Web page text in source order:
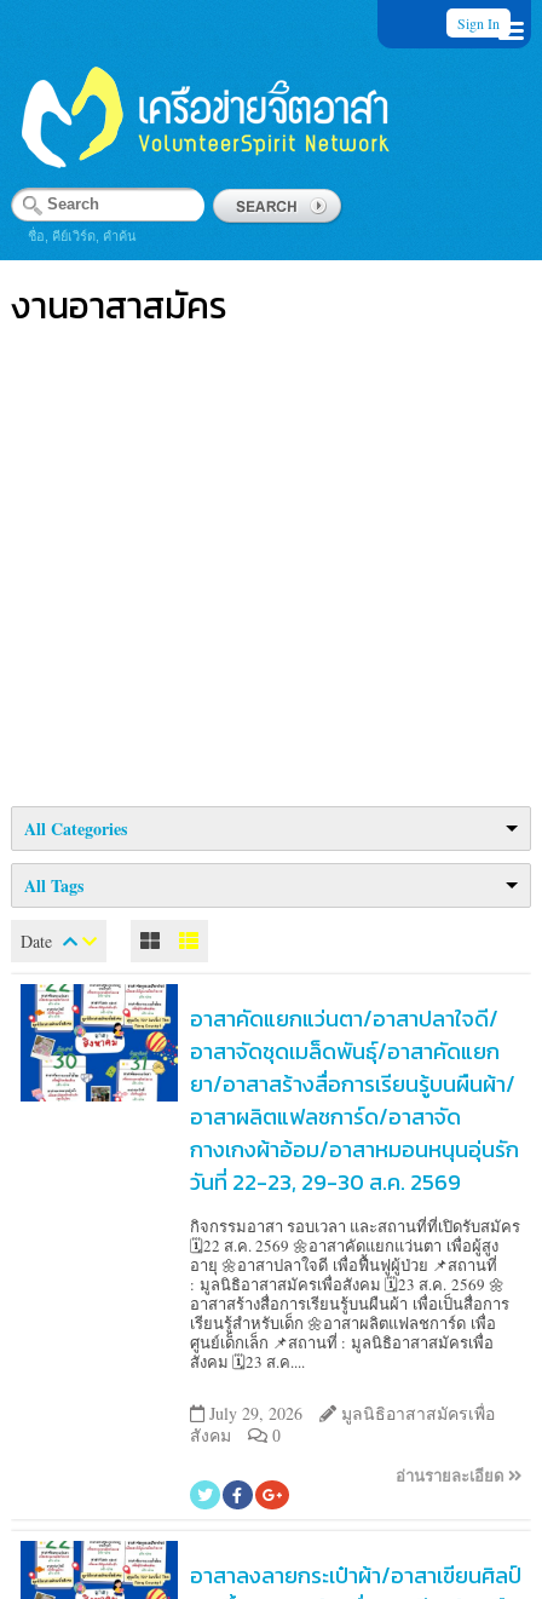
Sign In
ชื่อ, คีย์เวิร์ด, คำค้น
งานอาสาสมัคร
All Categories
All Tags
Date
อาสาคัดแยกแว่นตา/อาสาปลาใจดี/
อาสาจัดชุดเมล็ดพันธุ์/อาสาคัดแยก
ยา/อาสาสร้างสื่อการเรียนรู้บนผืนผ้า/
อาสาผลิตแฟลชการ์ด/อาสาจัด
กางเกงผ้าอ้อม/อาสาหมอนหนุนอุ่นรัก
วันที่ 22-23, 29-30 ส.ค. 2569
กิจกรรมอาสา รอบเวลา และสถานที่ที่เปิดรับสมัคร
🗓️22 ส.ค. 2569 🌼อาสาคัดแยกแว่นตา เพื่อผู้สูง
อายุ 🌼อาสาปลาใจดี เพื่อฟื้นฟูผู้ป่วย 📌สถานที่
: มูลนิธิอาสาสมัครเพื่อสังคม 🗓️23 ส.ค. 2569 🌼
อาสาสร้างสื่อการเรียนรู้บนผืนผ้า เพื่อเป็นสื่อการ
เรียนรู้สำหรับเด็ก 🌼อาสาผลิตแฟลชการ์ด เพื่อ
ศูนย์เด็กเล็ก 📌สถานที่ : มูลนิธิอาสาสมัครเพื่อ
สังคม 🗓️23 ส.ค....
July 29, 2026
มูลนิธิอาสาสมัครเพื่อ
สังคม
0
อ่านรายละเอียด
อาสาลงลายกระเป๋าผ้า/อาสาเขียนศิลป์